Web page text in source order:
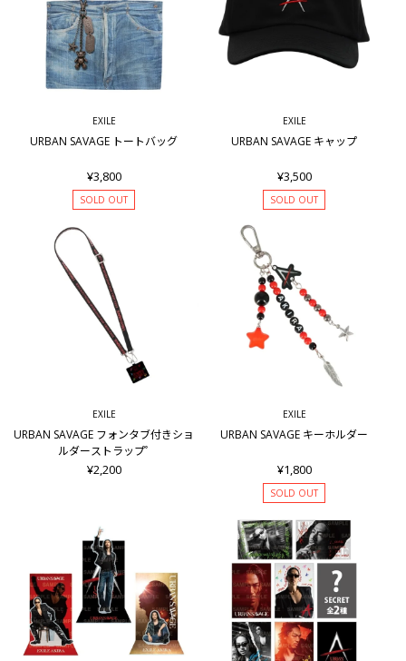
EXILE
URBAN SAVAGE トートバッグ
¥3,800
SOLD OUT
EXILE
URBAN SAVAGE キャップ
¥3,500
SOLD OUT
EXILE
URBAN SAVAGE フォンタブ付きショ
ルダーストラップﾟ
¥2,200
EXILE
URBAN SAVAGE キーホルダー
¥1,800
SOLD OUT